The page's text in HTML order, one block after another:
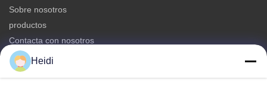
Sobre nosotros
productos
Contacta con nosotros
Categorías
Heidi